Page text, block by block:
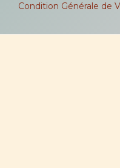
Condition Générale de